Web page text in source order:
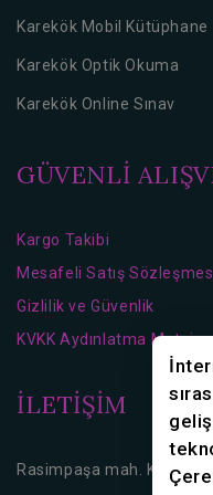
Karekök Mobil Kütüphane
Karekök Optik Okuma
Karekök Online Sınav
GÜVENLİ
Kargo Takibi
Mesafeli Satış
Gizlilik ve Güvenlik
KVKK Aydınlatma Metni
İLETİŞİM
Rasimpaşa mah.